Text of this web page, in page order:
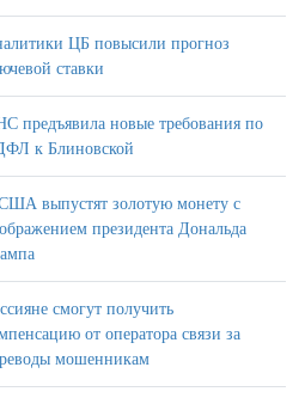
ЦБ повысили прогноз
ставки
предъявила новые требования по
к Блиновской
выпустят золотую монету с
президента Дональда
смогут получить
от оператора связи за
мошенникам